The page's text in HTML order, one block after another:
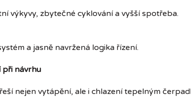
výkyvy, zbytečné cyklování a vyšší spotřeba.
a jasně navržená logika řízení.
při návrhu
nejen vytápění, ale i chlazení tepelným